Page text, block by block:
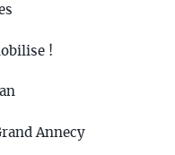
!
Annecy